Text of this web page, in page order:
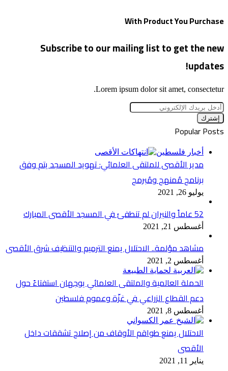
With Product You Purchase
Subscribe to our mailing list to get the new
updates!
Lorem ipsum dolor sit amet, consectetur.
أدخل
بريدك
الإلكتروني
Popular Posts
أخبار فلسطين
مدير الأقصى للملتقى العلمائي: تهويد المسجد يتم وفق
برنامج مُمنهج ومُبرمج
يوليو 26, 2021
52 عاماً والنيران لم تنطفئ في المسجد الأقصى المبارك
أغسطس 21, 2021
مشاهد مؤلمة.. الاحتلال يمنع الترميم والتنظيف شرق الأقصى
أغسطس 2, 2021
الحملة العالمية والملتقى العلمائي يوجهان استفتاءً حول
دعم القطاع الزراعي في غزّة وعموم فلسطين
أغسطس 8, 2021
الاحتلال يمنع طواقم الأوقاف من إصلاح تشققات داخل
الأقصى
يناير 11, 2021